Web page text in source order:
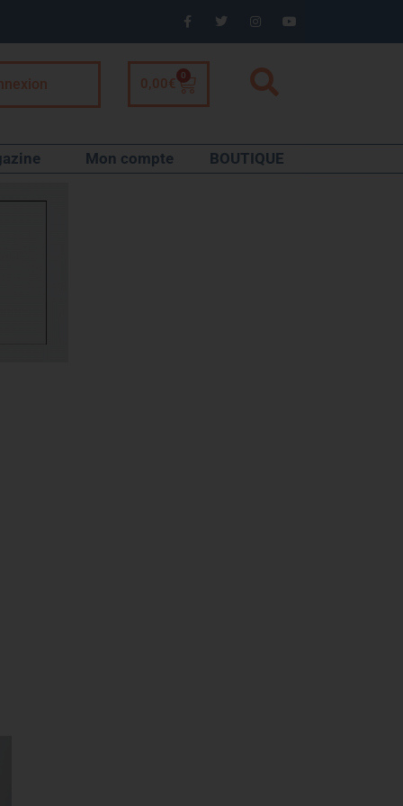
0,00€
0
Mon compte BOUTIQUE